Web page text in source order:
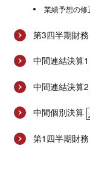
業績予想の修
第3四半期財
中間連結決算1
中間連結決算2
中間個別決算
第1四半期財務